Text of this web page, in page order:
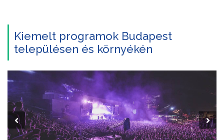
Kiemelt programok Budapest
településen és környékén